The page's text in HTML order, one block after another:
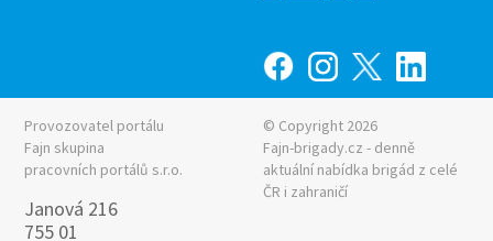
Provozovatel portálu
Fajn skupina
pracovních portálů s.r.o.
Janová 216
755 01
© Copyright 2026
Fajn-brigady.cz - denně
aktuální nabídka brigád z celé
ČR i zahraničí